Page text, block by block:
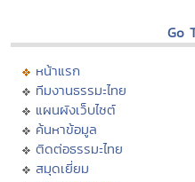
Go
หน้าแรก
ทีมงานธรรมะไทย
แผนผังเว็บไซต์
ค้นหาข้อมูล
ติดต่อธรรมะไทย
สมุดเยี่ยม